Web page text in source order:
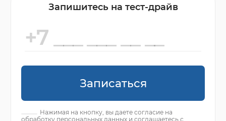
Запишитесь на тест-драйв
Записаться
Нажимая на кнопку, вы даете согласие на
обработку персональных данных и соглашаетесь с